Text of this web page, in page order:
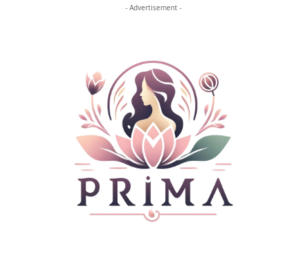
- Advertisement -